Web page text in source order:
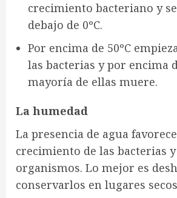
crecimiento bacteriano y
debajo de 0ºC.
Por encima de 50ºC
las bacterias y por encima
mayoría de ellas muere.
La humedad
La presencia de agua
crecimiento de las bacterias
organismos. Lo mejor es
conservarlos en lugares